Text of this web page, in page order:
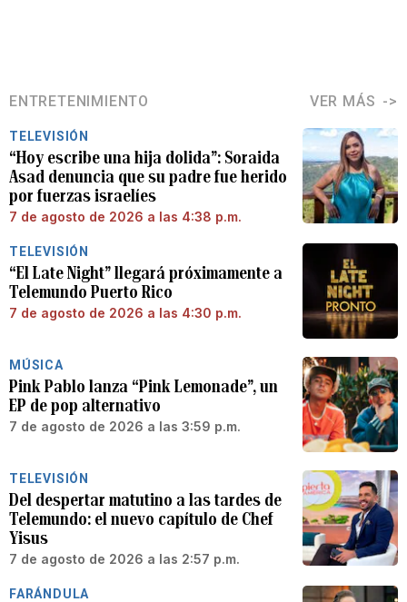
ENTRETENIMIENTO VER MÁS
TELEVISIÓN
“Hoy escribe una hija dolida”: Soraida
Asad denuncia que su padre fue herido
por fuerzas israelíes
7 de agosto de 2026 a las 4:38 p.m.
TELEVISIÓN
“El Late Night” llegará próximamente a
Telemundo Puerto Rico
7 de agosto de 2026 a las 4:30 p.m.
MÚSICA
Pink Pablo lanza “Pink Lemonade”, un
EP de pop alternativo
7 de agosto de 2026 a las 3:59 p.m.
TELEVISIÓN
Del despertar matutino a las tardes de
Telemundo: el nuevo capítulo de Chef
Yisus
7 de agosto de 2026 a las 2:57 p.m.
FARÁNDULA